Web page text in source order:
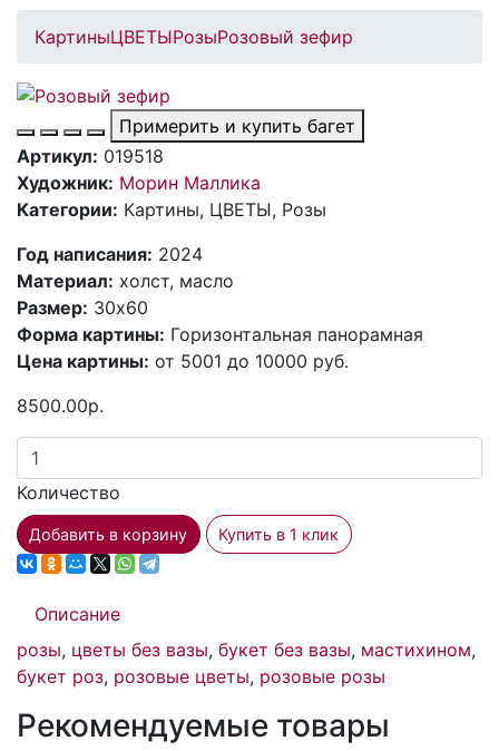
КартиныЦВЕТЫРозыРозовый зефир
Примерить и купить багет
Артикул: 019518
Художник: Морин Маллика
Категории: Картины, ЦВЕТЫ, Розы
Год написания: 2024
Материал: холст, масло
Размер: 30х60
Форма картины: Горизонтальная панорамная
Цена картины: от 5001 до 10000 руб.
8500.00р.
Количество
Добавить в корзину Купить в 1 клик
Описание
розы, цветы без вазы, букет без вазы, мастихином,
букет роз, розовые цветы, розовые розы
Рекомендуемые товары